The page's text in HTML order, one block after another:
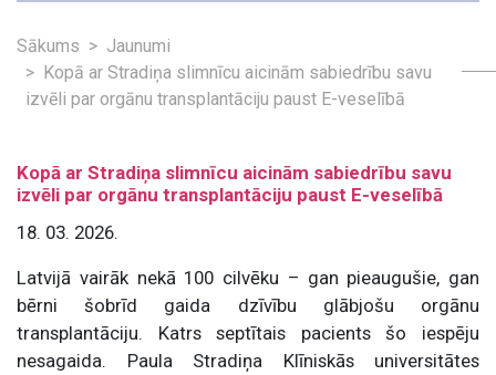
Sākums
Jaunumi
Kopā ar Stradiņa slimnīcu aicinām sabiedrību savu
izvēli par orgānu transplantāciju paust E-veselībā
Kopā ar Stradiņa slimnīcu aicinām sabiedrību savu
izvēli par orgānu transplantāciju paust E-veselībā
18. 03. 2026.
Latvijā vairāk nekā 100 cilvēku – gan pieaugušie, gan
bērni šobrīd gaida dzīvību glābjošu orgānu
transplantāciju. Katrs septītais pacients šo iespēju
nesagaida. Paula Stradiņa Klīniskās universitātes